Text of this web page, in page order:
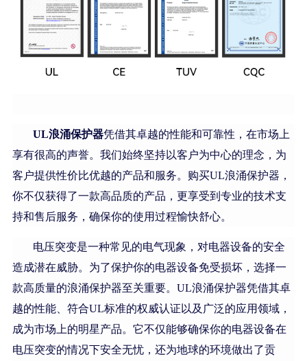
UL浪涌保护器凭借其卓越的性能和可靠性，在市场上
享有很高的声誉。我们始终坚持以客户为中心的理念，为
客户提供性价比优越的产品和服务。购买UL浪涌保护器，
你不仅获得了一款高品质的产品，更享受到专业的技术支
持和售后服务，确保你的使用过程愉快舒心。
电压突变是一种常见的电气现象，对电器设备的安全
造成潜在威胁。为了保护你的电器设备免受损坏，选择一
款高质量的浪涌保护器至关重要。UL浪涌保护器凭借其卓
越的性能、符合UL标准的权威认证以及广泛的应用领域，
成为市场上的明星产品。它不仅能够确保你的电器设备在
电压突变的情况下安全无忧，还为地球的环境做出了贡